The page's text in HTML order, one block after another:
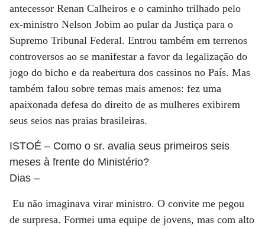
antecessor Renan Calheiros e o caminho trilhado pelo
ex-ministro Nelson Jobim ao pular da Justiça para o
Supremo Tribunal Federal. Entrou também em terrenos
controversos ao se manifestar a favor da legalização do
jogo do bicho e da reabertura dos cassinos no País. Mas
também falou sobre temas mais amenos: fez uma
apaixonada defesa do direito de as mulheres exibirem
seus seios nas praias brasileiras.
ISTOÉ – Como o sr. avalia seus primeiros seis
meses à frente do Ministério?
Dias –
Eu não imaginava virar ministro. O convite me pegou
de surpresa. Formei uma equipe de jovens, mas com alto